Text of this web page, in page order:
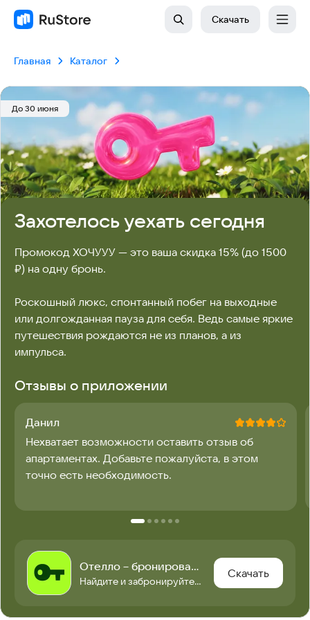
Скачать
Главная Каталог
До 30 июня
Захотелось уехать сегодня
Промокод ХОЧУУУ — это ваша скидка 15% (до 1500
₽) на одну бронь.
Роскошный люкс, спонтанный побег на выходные
или долгожданная пауза для себя. Ведь самые яркие
путешествия рождаются не из планов, а из
импульса.
Отзывы о приложении
Данил
Нехватает возможности оставить отзыв об
апартаментах. Добавьте пожалуйста, в этом
точно есть необходимость.
Отелло－бронирование отелей
Найдите и забронируйте отель в России и по всему миру
Скачать